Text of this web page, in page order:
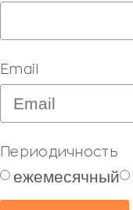
Email
Периодичность
ежемесячный